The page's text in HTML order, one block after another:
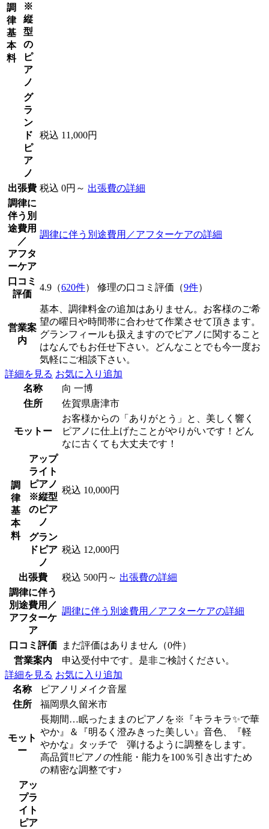
調
律
基
本
料
※
縦
型
の
ピ
ア
ノ
グ
ラ
ン
ド
ピ
ア
ノ
税込 11,000円
出張費 税込 0円～ 出張費の詳細
調律に
伴う別
途費用
／
アフタ
ーケア
調律に伴う別途費用／アフターケアの詳細
口コミ
評価
4.9（620件） 修理の口コミ評価（9件）
営業案
内
基本、調律料金の追加はありません。お客様のご希
望の曜日や時間帯に合わせて作業させて頂きます。
グランフィールも扱えますのでピアノに関すること
はなんでもお任せ下さい。どんなことでも今一度お
気軽にご相談下さい。
詳細を見る お気に入り追加
名称
向 一博
住所
佐賀県唐津市
モットー
お客様からの「ありがとう」と、美しく響く
ピアノに仕上げたことがやりがいです！どん
なに古くても大丈夫です！
調
律
基
本
料
アップ
ライト
ピアノ
※縦型
のピア
ノ
税込 10,000円
グラン
ドピア
ノ
税込 12,000円
出張費 税込 500円～ 出張費の詳細
調律に伴う
別途費用／
アフターケ
ア
調律に伴う別途費用／アフターケアの詳細
口コミ評価
まだ評価はありません（0件）
営業案内
申込受付中です。是非ご検討ください。
詳細を見る お気に入り追加
名称
ピアノリメイク音屋
住所
福岡県久留米市
モット
ー
長期間…眠ったままのピアノを※『キラキラ✨で華
やか』＆『明るく澄みきった美しい』音色、『軽
やかな』タッチで 弾けるように調整をします。
高品質‼ピアノの性能・能力を100％引き出すため
の精密な調整です♪
アッ
プラ
イト
ピア